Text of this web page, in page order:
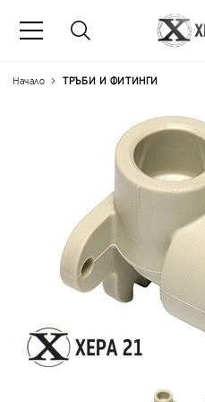
Начало ТРЪБИ И ФИТИНГИ